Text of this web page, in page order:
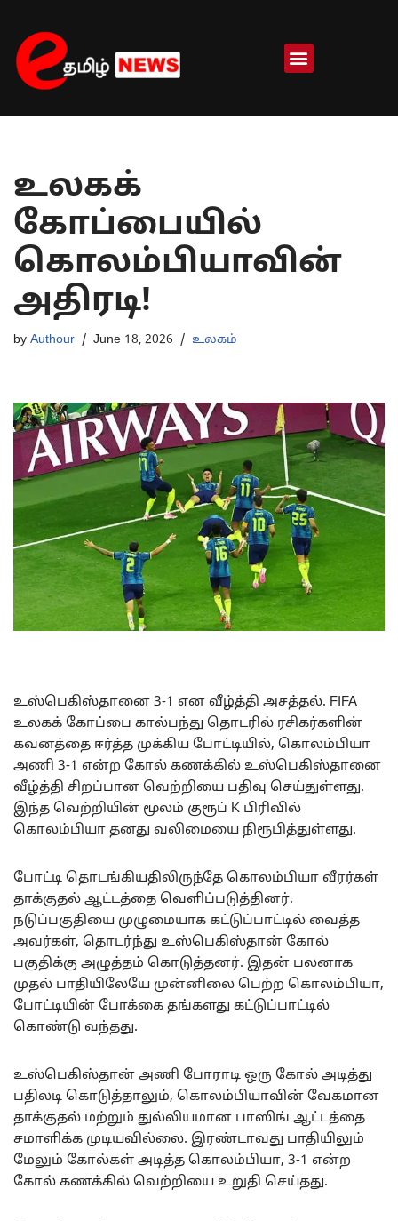
Skip
to
content
உலகக்
கோப்பையில்
கொலம்பியாவின்
அதிரடி!
by Authour June 18, 2026 உலகம்
உஸ்பெகிஸ்தானை 3-1 என வீழ்த்தி அசத்தல். FIFA
உலகக் கோப்பை கால்பந்து தொடரில் ரசிகர்களின்
கவனத்தை ஈர்த்த முக்கிய போட்டியில், கொலம்பியா
அணி 3-1 என்ற கோல் கணக்கில் உஸ்பெகிஸ்தானை
வீழ்த்தி சிறப்பான வெற்றியை பதிவு செய்துள்ளது.
இந்த வெற்றியின் மூலம் குரூப் K பிரிவில்
கொலம்பியா தனது வலிமையை நிரூபித்துள்ளது.
போட்டி தொடங்கியதிலிருந்தே கொலம்பியா வீரர்கள்
தாக்குதல் ஆட்டத்தை வெளிப்படுத்தினர்.
நடுப்பகுதியை முழுமையாக கட்டுப்பாட்டில் வைத்த
அவர்கள், தொடர்ந்து உஸ்பெகிஸ்தான் கோல்
பகுதிக்கு அழுத்தம் கொடுத்தனர். இதன் பலனாக
முதல் பாதியிலேயே முன்னிலை பெற்ற கொலம்பியா,
போட்டியின் போக்கை தங்களது கட்டுப்பாட்டில்
கொண்டு வந்தது.
உஸ்பெகிஸ்தான் அணி போராடி ஒரு கோல் அடித்து
பதிலடி கொடுத்தாலும், கொலம்பியாவின் வேகமான
தாக்குதல் மற்றும் துல்லியமான பாஸிங் ஆட்டத்தை
சமாளிக்க முடியவில்லை. இரண்டாவது பாதியிலும்
மேலும் கோல்கள் அடித்த கொலம்பியா, 3-1 என்ற
கோல் கணக்கில் வெற்றியை உறுதி செய்தது.